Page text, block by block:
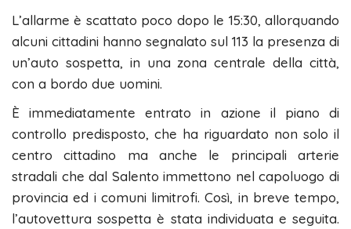
L’allarme è scattato poco dopo le 15:30, allorquando
alcuni cittadini hanno segnalato sul 113 la presenza di
un’auto sospetta, in una zona centrale della città,
con a bordo due uomini.
È immediatamente entrato in azione il piano di
controllo predisposto, che ha riguardato non solo il
centro cittadino ma anche le principali arterie
stradali che dal Salento immettono nel capoluogo di
provincia ed i comuni limitrofi. Così, in breve tempo,
l’autovettura sospetta è stata individuata e seguita.